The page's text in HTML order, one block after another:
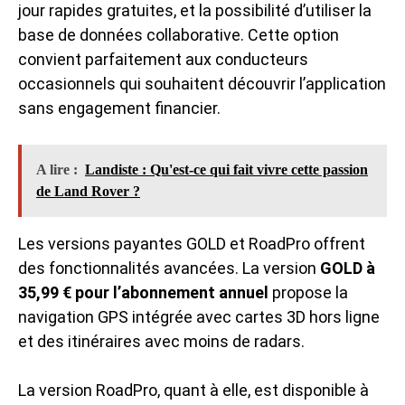
jour rapides gratuites, et la possibilité d’utiliser la
base de données collaborative. Cette option
convient parfaitement aux conducteurs
occasionnels qui souhaitent découvrir l’application
sans engagement financier.
A lire : Landiste : Qu'est-ce qui fait vivre cette passion
de Land Rover ?
Les versions payantes GOLD et RoadPro offrent
des fonctionnalités avancées. La version GOLD à
35,99 € pour l’abonnement annuel propose la
navigation GPS intégrée avec cartes 3D hors ligne
et des itinéraires avec moins de radars.
La version RoadPro, quant à elle, est disponible à